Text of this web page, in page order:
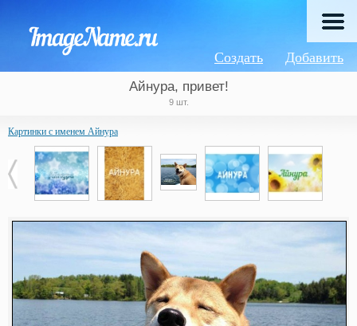
Добавить
Создать
Айнура, привет!
9 шт.
Картинки с именем Айнура